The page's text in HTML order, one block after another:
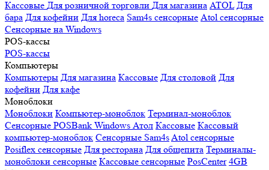
Кассовые Для розничной торговли Для магазина ATOL Для
бара Для кофейни Для horeca Sam4s сенсорные Atol сенсорные
Сенсорные на Windows
POS-кассы
POS-кассы
Компьютеры
Компьютеры Для магазина Кассовые Для столовой Для
кофейни Для кафе
Моноблоки
Моноблоки Компьютер-моноблок Терминал-моноблок
Сенсорные POSBank Windows Атол Кассовые Кассовый
компьютер-моноблок Сенсорные Sam4sAtol сенсорные
Posiflex сенсорные Для ресторана Для общепита Терминалы-
моноблоки сенсорные Кассовые сенсорные PosCenter 4GB